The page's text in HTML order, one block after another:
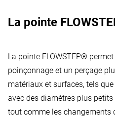
La pointe
La pointe FLOWSTEP®
poinçonnage et un perçage
matériaux et surfaces, tels
avec des diamètres plus
tout comme les changements